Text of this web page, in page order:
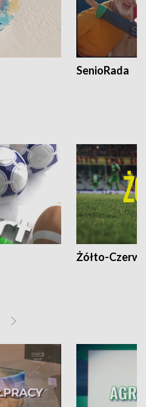
SenioRada
Żółto-